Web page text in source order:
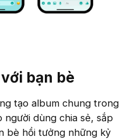
bạn bè​
tạo album chung trong
dùng chia sẻ, sắp
bè hồi tưởng những kỷ